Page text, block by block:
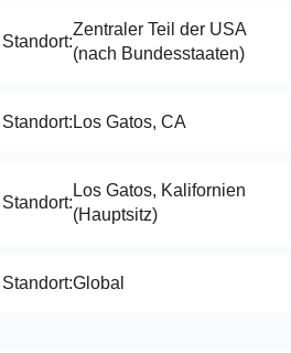
Standort:
Zentraler Teil der USA
(nach Bundesstaaten)
Standort: Los Gatos, CA
Standort:
Los Gatos, Kalifornien
(Hauptsitz)
Standort:Global